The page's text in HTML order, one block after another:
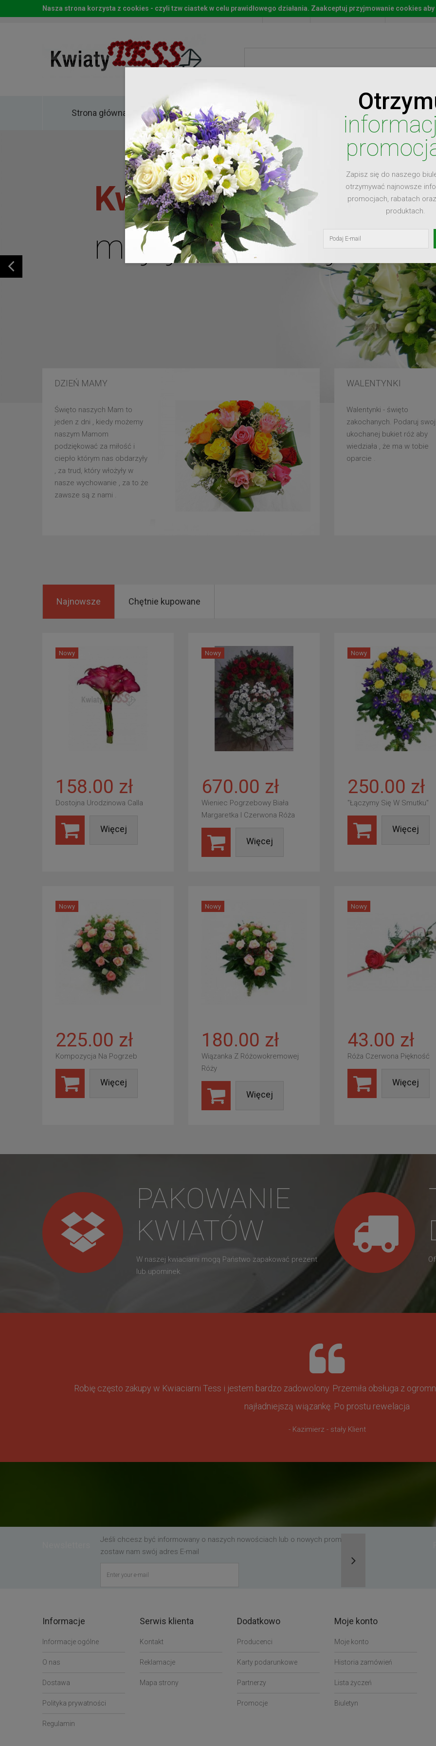
Start Moje konto Lista
Strona główna Kwiaty
Kwiaty dla
mojej ukochanej
DZIEŃ MAMY
Święto naszych Mam to
jeden z dni , kiedy możemy
naszym Mamom
podziękować za miłość i
ciepło którym nas obdarzyły
, za trud, który włożyły w
nasze wychowanie , za to że
zawsze są z nami .
WALENTYNKI
Walentynki - święto
zakochanych. Podaruj
ukochanej bukiet róż aby
wiedziała , że ma w tobie
oparcie .
Zapisz się do naszego
otrzymywać najnowsze
promocjach, rabatach
produktach.
Najnowsze Chętnie kupowane
Nowy
158.00 zł
Dostojna Urodzinowa Calla
Więcej
Nowy
670.00 zł
Wieniec Pogrzebowy Biała
Margaretka I Czerwona Róża
Więcej
Nowy
250.00 zł
"Łączymy Się W Smutku"
Więcej
Nowy
225.00 zł
Kompozycja Na Pogrzeb
Więcej
Nowy
180.00 zł
Wiązanka Z Różowokremowej
Róży
Więcej
Nowy
43.00 zł
Róża Czerwona Piękność
Więcej
PAKOWANIE
KWIATÓW
W naszej kwiaciarni mogą Państwo zapakować prezent
lub upominek.
Robię często zakupy w Kwiaciarni Tess i jestem bardzo zadowolony. Przemiła obsługa z
najładniejszą wiązankę. Po prostu rewelacja
- Kazimierz - stały Klient
Jeśli chcesz być informowany o naszych nowościach lub o nowych promocjach,
zostaw nam swój adres E-mail
Nasza strona korzysta z cookies - czyli tzw ciastek w celu prawidłowego działania. Zaakceptuj przyjmowanie cookies
Informacje
Informacje ogólne
O nas
Dostawa
Polityka prywatności
Regulamin
Serwis klienta
Kontakt
Reklamacje
Mapa strony
Dodatkowo
Producenci
Karty podarunkowe
Partnerzy
Promocje
Moje konto
Moje konto
Historia zamówień
Lista życzeń
Biuletyn